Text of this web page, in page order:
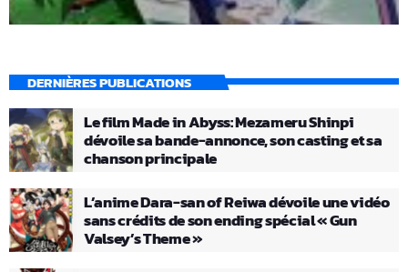
DERNIÈRES PUBLICATIONS
Le film Made in Abyss: Mezameru Shinpi
dévoile sa bande-annonce, son casting et sa
chanson principale
L’anime Dara-san of Reiwa dévoile une vidéo
sans crédits de son ending spécial « Gun
Valsey’s Theme »